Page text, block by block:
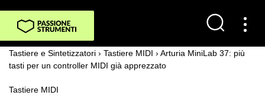
Tastiere e Sintetizzatori › Tastiere MIDI › Arturia MiniLab 37: più
tasti per un controller MIDI già apprezzato
Tastiere MIDI